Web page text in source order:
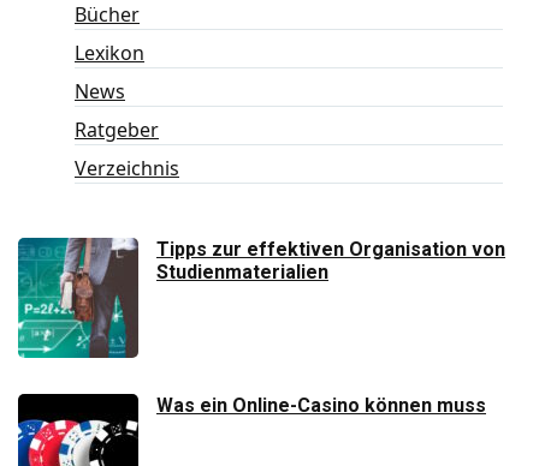
Bücher
Lexikon
News
Ratgeber
Verzeichnis
Tipps zur effektiven Organisation von
Studienmaterialien
Was ein Online-Casino können muss